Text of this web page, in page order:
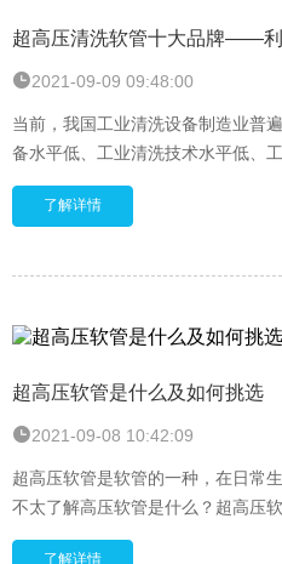
超高压清洗软管十大品牌——
2021-09-09 09:48:00
当前，我国工业清洗设备制造业普
备水平低、工业清洗技术水平低、
了解详情
超高压软管是什么及如何挑选
2021-09-08 10:42:09
超高压软管是软管的一种，在日常
不太了解高压软管是什么？超高压
包括中间增强层、内胶层和外胶层
了解详情